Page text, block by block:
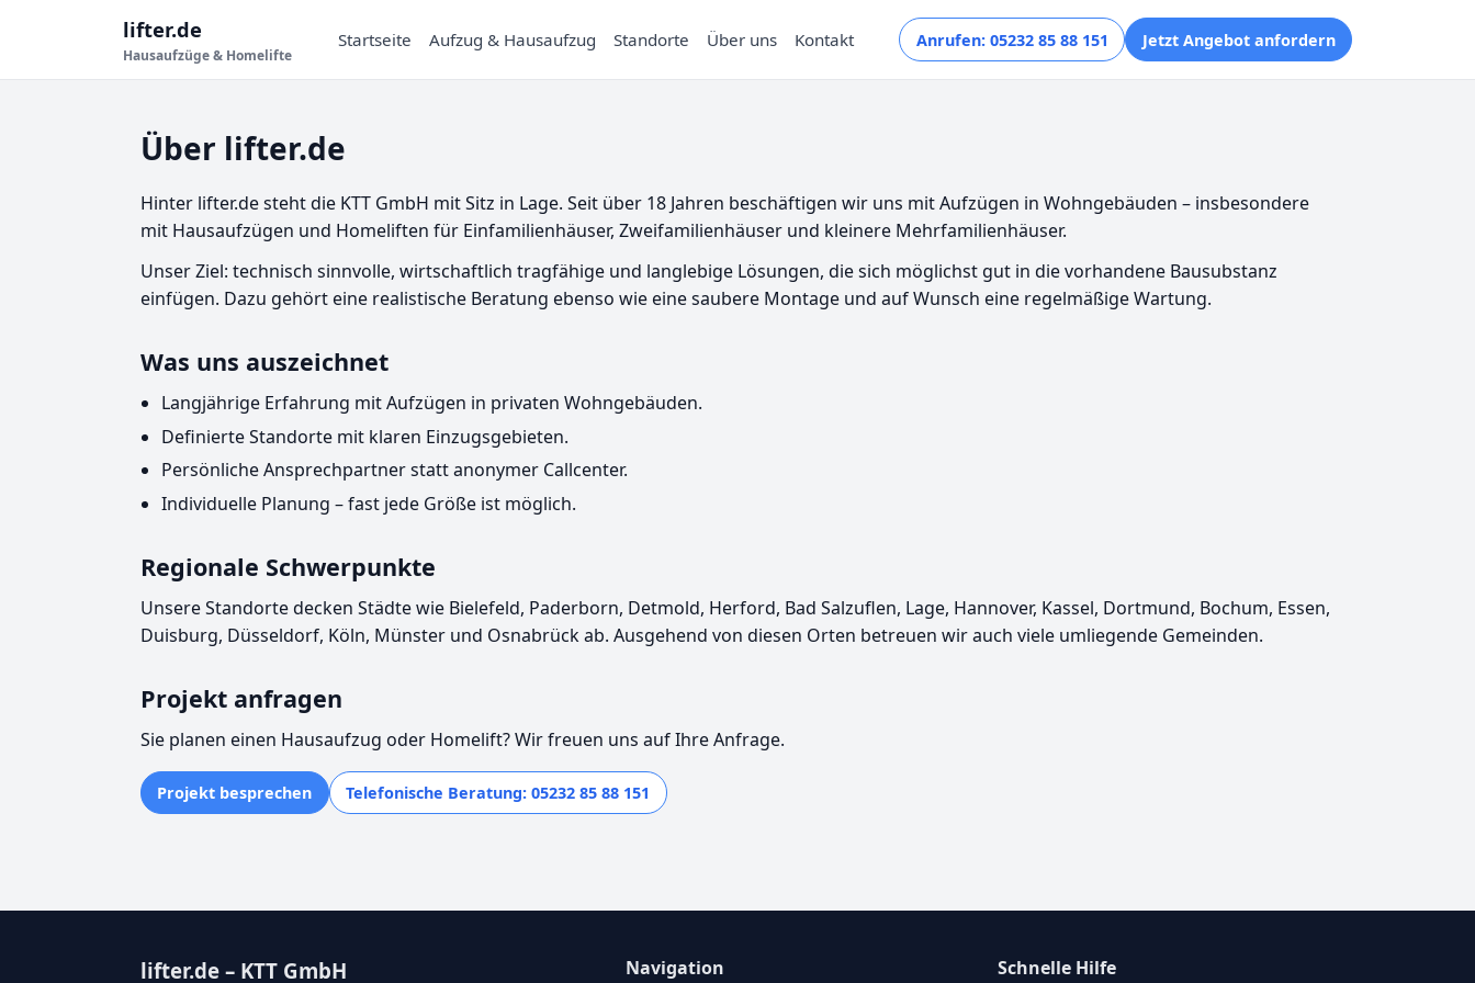
lifter.de
Hausaufzüge & Homelifte
Startseite Aufzug & Hausaufzug Standorte Über uns Kontakt Anrufen: 05232 85 88 151 Jetzt Angebot anfordern
Über lifter.de
Hinter lifter.de steht die KTT GmbH mit Sitz in Lage. Seit über 18 Jahren beschäftigen wir uns mit Aufzügen in Wohngebäuden – insbesondere
mit Hausaufzügen und Homeliften für Einfamilienhäuser, Zweifamilienhäuser und kleinere Mehrfamilienhäuser.
Unser Ziel: technisch sinnvolle, wirtschaftlich tragfähige und langlebige Lösungen, die sich möglichst gut in die vorhandene Bausubstanz
einfügen. Dazu gehört eine realistische Beratung ebenso wie eine saubere Montage und auf Wunsch eine regelmäßige Wartung.
Was uns auszeichnet
Langjährige Erfahrung mit Aufzügen in privaten Wohngebäuden.
Definierte Standorte mit klaren Einzugsgebieten.
Persönliche Ansprechpartner statt anonymer Callcenter.
Individuelle Planung – fast jede Größe ist möglich.
Regionale Schwerpunkte
Unsere Standorte decken Städte wie Bielefeld, Paderborn, Detmold, Herford, Bad Salzuflen, Lage, Hannover, Kassel, Dortmund, Bochum, Essen,
Duisburg, Düsseldorf, Köln, Münster und Osnabrück ab. Ausgehend von diesen Orten betreuen wir auch viele umliegende Gemeinden.
Projekt anfragen
Sie planen einen Hausaufzug oder Homelift? Wir freuen uns auf Ihre Anfrage.
Projekt besprechen Telefonische Beratung: 05232 85 88 151
lifter.de – KTT GmbH Navigation Schnelle Hilfe